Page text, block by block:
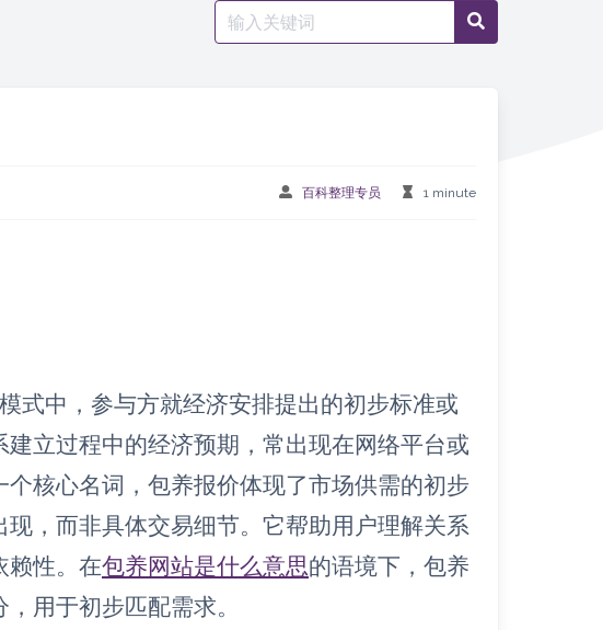
Search
for:
Search
百科整理专员 1 minute
式中，参与方就经济安排提出的初步标准或
立过程中的经济预期，常出现在网络平台或
核心名词，包养报价体现了市场供需的初步
，而非具体交易细节。它帮助用户理解关系
赖性。在包养网站是什么意思的语境下，包养
用于初步匹配需求。